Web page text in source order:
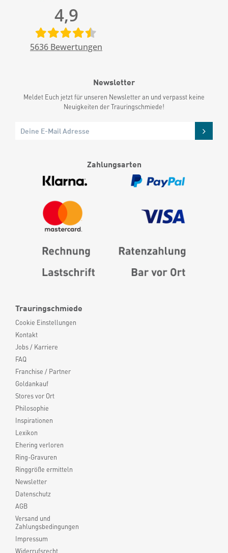
Trauringschmiede
Cookie Einstellungen
Kontakt
Jobs / Karriere
FAQ
Franchise / Partner
Goldankauf
Stores vor Ort
Philosophie
Inspirationen
Lexikon
Ehering verloren
Ring-Gravuren
Ringgröße ermitteln
Newsletter
Datenschutz
AGB
Versand und
Zahlungsbedingungen
Impressum
Widerrufsrecht
4,9
5636 Bewertungen
Newsletter
Meldet Euch jetzt für unseren Newsletter an und verpasst keine
Neuigkeiten der Trauringschmiede!
Zahlungsarten